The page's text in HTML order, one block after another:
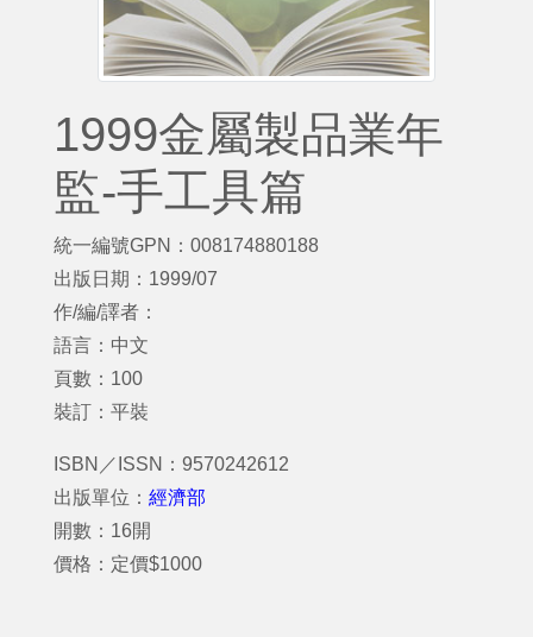
1999金屬製品業年
監-手工具篇
統一編號GPN：008174880188
出版日期：1999/07
作/編/譯者：
語言：中文
頁數：100
裝訂：平裝
ISBN／ISSN：9570242612
出版單位： 經濟部
開數：16開
價格：定價$1000